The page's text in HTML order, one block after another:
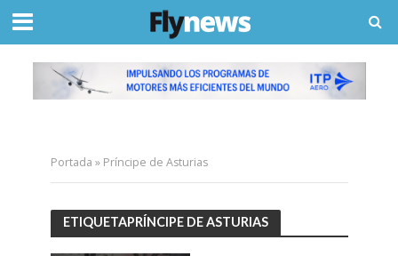
Portada » Príncipe de Asturias
ETIQUETAPRÍNCIPE DE ASTURIAS